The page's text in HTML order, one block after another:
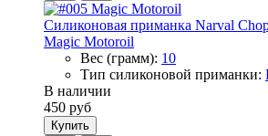
Силиконовая приманка Narval
Magic Motoroil
Вес (грамм): 10
Тип силиконовой приманки:
В наличии
450 руб
Купить